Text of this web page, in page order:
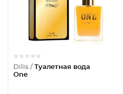
Dilis / Туалетная вода
One